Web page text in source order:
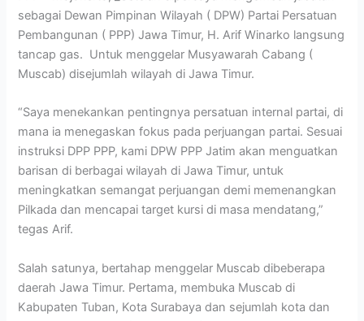
sebagai Dewan Pimpinan Wilayah ( DPW) Partai Persatuan
Pembangunan ( PPP) Jawa Timur, H. Arif Winarko langsung
tancap gas. Untuk menggelar Musyawarah Cabang (
Muscab) disejumlah wilayah di Jawa Timur.
“Saya menekankan pentingnya persatuan internal partai, di
mana ia menegaskan fokus pada perjuangan partai. Sesuai
instruksi DPP PPP, kami DPW PPP Jatim akan menguatkan
barisan di berbagai wilayah di Jawa Timur, untuk
meningkatkan semangat perjuangan demi memenangkan
Pilkada dan mencapai target kursi di masa mendatang,”
tegas Arif.
Salah satunya, bertahap menggelar Muscab dibeberapa
daerah Jawa Timur. Pertama, membuka Muscab di
Kabupaten Tuban, Kota Surabaya dan sejumlah kota dan